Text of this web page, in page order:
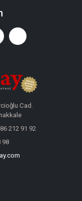
Cad.
212 91 92
98